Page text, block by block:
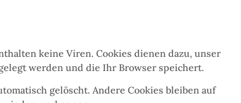
keine Viren. Cookies dienen dazu, unser
werden und die Ihr Browser speichert.
gelöscht. Andere Cookies bleiben auf